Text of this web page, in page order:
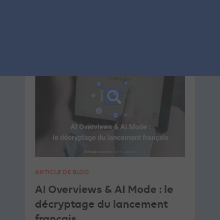
ARTICLE DE BLOG
AI Overviews & AI Mode : le
décryptage du lancement